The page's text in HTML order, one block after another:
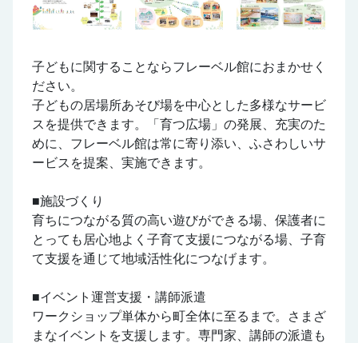
子どもに関することならフレーベル館におまかせく
ださい。
子どもの居場所あそび場を中心とした多様なサービ
スを提供できます。「育つ広場」の発展、充実のた
めに、フレーベル館は常に寄り添い、ふさわしいサ
ービスを提案、実施できます。
■施設づくり
育ちにつながる質の高い遊びができる場、保護者に
とっても居心地よく子育て支援につながる場、子育
て支援を通じて地域活性化につなげます。
■イベント運営支援・講師派遣
ワークショップ単体から町全体に至るまで。さまざ
まなイベントを支援します。専門家、講師の派遣も